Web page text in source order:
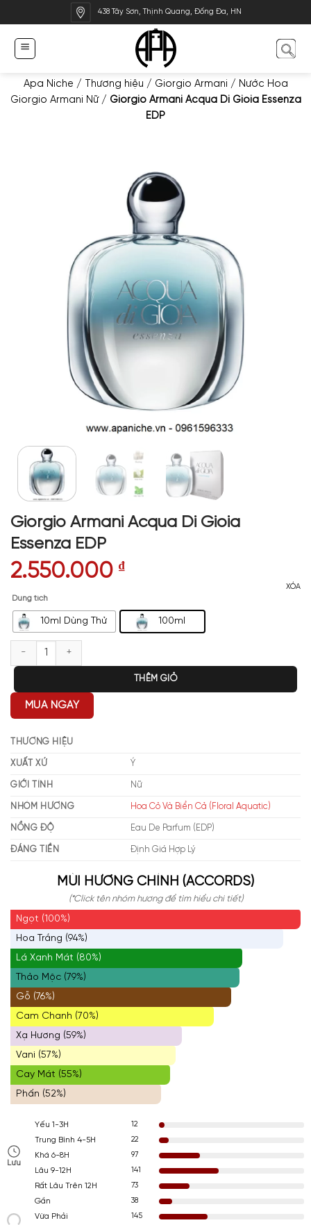
qua
dung
438 Tây Sơn, Thịnh Quang, Đống Đa, HN
Apa Niche / Thương hiệu / Giorgio Armani / Nước Hoa
Giorgio Armani Nữ/ Giorgio Armani Acqua Di Gioia Essenza
EDP
Giorgio Armani Acqua Di Gioia
Essenza EDP
2.550.000 ₫
Dung tích
10ml Dùng Thử 100ml
XÓA
Giorgio Armani Acqua Di Gioia Essenza EDP số lượng
THÊM GIỎ
MUA NGAY
THƯƠNG HIỆU
XUẤT XỨ Ý
GIỚI TÍNH Nữ
NHÓM HƯƠNG Hoa Cỏ Và Biển Cả (Floral Aquatic)
NỒNG ĐỘ Eau De Parfum (EDP)
ĐÁNG TIỀN Định Giá Hợp Lý
MÙI HƯƠNG CHÍNH (ACCORDS)
(*Click tên nhóm hương để tìm hiểu chi tiết)
Ngọt (100%)
Hoa Trắng (94%)
Lá Xanh Mát (80%)
Thảo Mộc (79%)
Gỗ (76%)
Cam Chanh (70%)
Xạ Hương (59%)
Vani (57%)
Cay Mát (55%)
Phấn (52%)
Lưu
Yếu 1-3H
12
Trung Bình 4-5H
22
Khá 6-8H
97
Lâu 9-12H
141
Rất Lâu Trên 12H
73
Gần
38
Vừa Phải
145